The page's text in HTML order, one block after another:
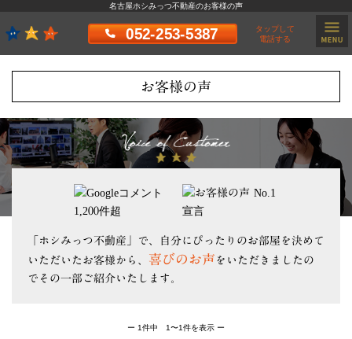
名古屋ホシみっつ不動産のお客様の声
052-253-5387
タップして
電話する
お客様の声
「ホシみっつ不動産」で、自分にぴったりのお部屋を決めて
いただいたお客様から、 喜びのお声 をいただきましたの
でその一部ご紹介いたします。
ー 1件中 1〜1件を表示 ー